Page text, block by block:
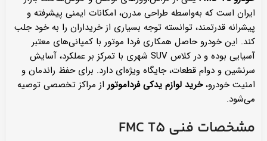
ایران است که به‌واسطه طراحی مدرن، امکانات ایمنی پیشرفته و
پیشرانه قدرتمند، توانسته توجه بسیاری از خریداران را به خود جلب
کند. این خودرو حاصل همکاری فردا موتور با کمپانی‌های معتبر
آسیایی بوده و در کلاس SUV شهری با تمرکز بر عملکرد، آسایش
سرنشین و دوام قطعات، جایگاه ویژه‌ای دارد. برای حفظ راندمان و
امنیت خودرو،خرید لوازم یدکی فرداموتور از مراکز تخصصی توصیه
می‌شود.
مشخصات فنی FMC T5